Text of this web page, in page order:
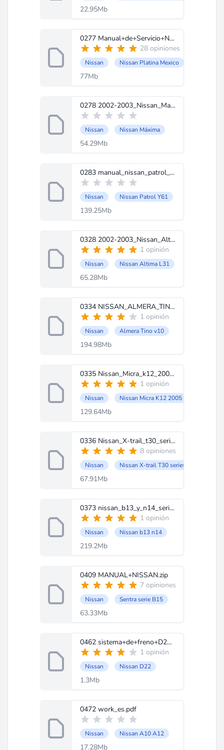
22.95Mb
0277 Manual+de+Servicio+Nissan+Platina.zip
28 opiniones
Nissan Nissan Platina Mexico
77Mb
0278 2002-2003_Nissan_Maxima_en_ingles.zip
Nissan Nissan Máxima
54.29Mb
0283 manual_nissan_patrol_Y61series_ingles.zip
Nissan Nissan Patrol Y61
139.25Mb
0328 2002-2003_Nissan_Altima_L31_series_ingles.zip
1 opinión
Nissan Nissan Altima L31
65.28Mb
0334 NISSAN_ALMERA_TINO_V10_aleman_frances_ingles_espanol.zip
1 opinión
Nissan Almera Tino v10
194.98Mb
0335 Nissan_Micra_k12_2005_ingles.zip
1 opinión
Nissan Nissan Micra K12 2005
129.64Mb
0336 Nissan_X-trail_t30_series_2005_ingles.zip
8 opiniones
Nissan Nissan X-trail T30 series 2005
67.91Mb
0373 nissan_b13_y_n14_series_en_ingles.zip
1 opinión
Nissan Nissan b13 n14
219.2Mb
0409 MANUAL+NISSAN.zip
7 opiniones
Nissan Sentra serie B15
63.33Mb
0462 sistema+de+freno+D22.pdf
1 opinión
Nissan Nissan D22
1.3Mb
0472 work_es.pdf
Nissan Nissan A10 A12
17.28Mb